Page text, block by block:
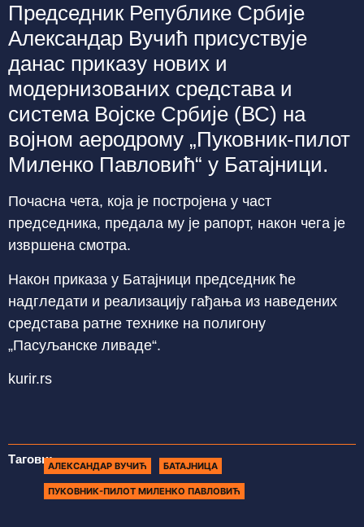
Председник Републике Србије
Александар Вучић присуствује
данас приказу нових и
модернизованих средстава и
система Војске Србије (ВС) на
војном аеродрому „Пуковник-пилот
Миленко Павловић“ у Батајници.
Почасна чета, која је постројена у част
председника, предала му је рапорт, након чега је
извршена смотра.
Након приказа у Батајници председник ће
надгледати и реализацију гађања из наведених
средстава ратне технике на полигону
„Пасуљанске ливаде“.
kurir.rs
Тагови:АЛЕКСАНДАР ВУЧИЋ БАТАЈНИЦА
ПУКОВНИК-ПИЛОТ МИЛЕНКО ПАВЛОВИЋ